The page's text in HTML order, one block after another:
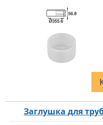
Заглушка для